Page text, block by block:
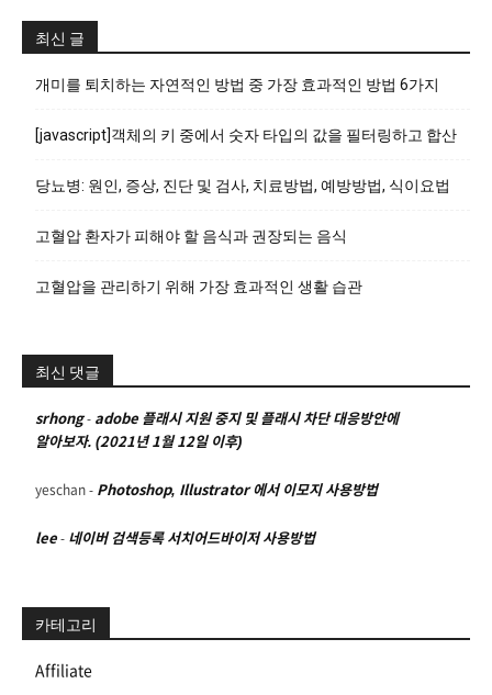
최신 글
개미를 퇴치하는 자연적인 방법 중 가장 효과적인 방법 6가지
[javascript]객체의 키 중에서 숫자 타입의 값을 필터링하고 합산
당뇨병: 원인, 증상, 진단 및 검사, 치료방법, 예방방법, 식이요법
고혈압 환자가 피해야 할 음식과 권장되는 음식
고혈압을 관리하기 위해 가장 효과적인 생활 습관
최신 댓글
srhong- adobe 플래시 지원 중지 및 플래시 차단 대응방안에
알아보자. (2021년 1월 12일 이후)
yeschan - Photoshop, Illustrator 에서 이모지 사용방법
lee - 네이버 검색등록 서치어드바이저 사용방법
카테고리
Affiliate